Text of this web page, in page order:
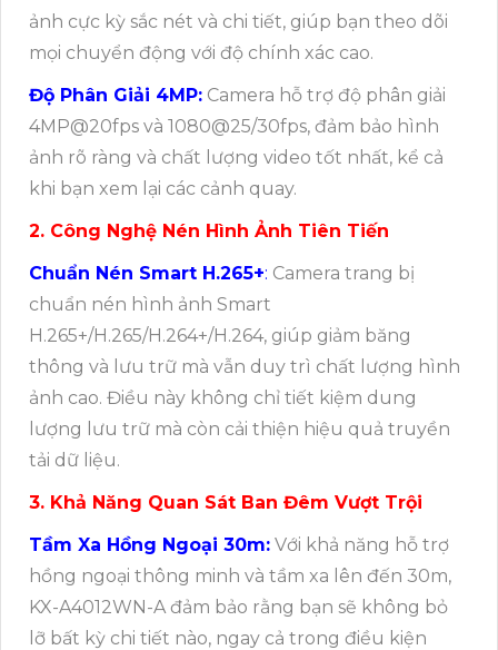
ảnh cực kỳ sắc nét và chi tiết, giúp bạn theo dõi
mọi chuyển động với độ chính xác cao.
Độ Phân Giải 4MP: Camera hỗ trợ độ phân giải
4MP@20fps và 1080@25/30fps, đảm bảo hình
ảnh rõ ràng và chất lượng video tốt nhất, kể cả
khi bạn xem lại các cảnh quay.
2. Công Nghệ Nén Hình Ảnh Tiên Tiến
Chuẩn Nén Smart H.265+: Camera trang bị
chuẩn nén hình ảnh Smart
H.265+/H.265/H.264+/H.264, giúp giảm băng
thông và lưu trữ mà vẫn duy trì chất lượng hình
ảnh cao. Điều này không chỉ tiết kiệm dung
lượng lưu trữ mà còn cải thiện hiệu quả truyền
tải dữ liệu.
3. Khả Năng Quan Sát Ban Đêm Vượt Trội
Tầm Xa Hồng Ngoại 30m: Với khả năng hỗ trợ
hồng ngoại thông minh và tầm xa lên đến 30m,
KX-A4012WN-A đảm bảo rằng bạn sẽ không bỏ
lỡ bất kỳ chi tiết nào, ngay cả trong điều kiện